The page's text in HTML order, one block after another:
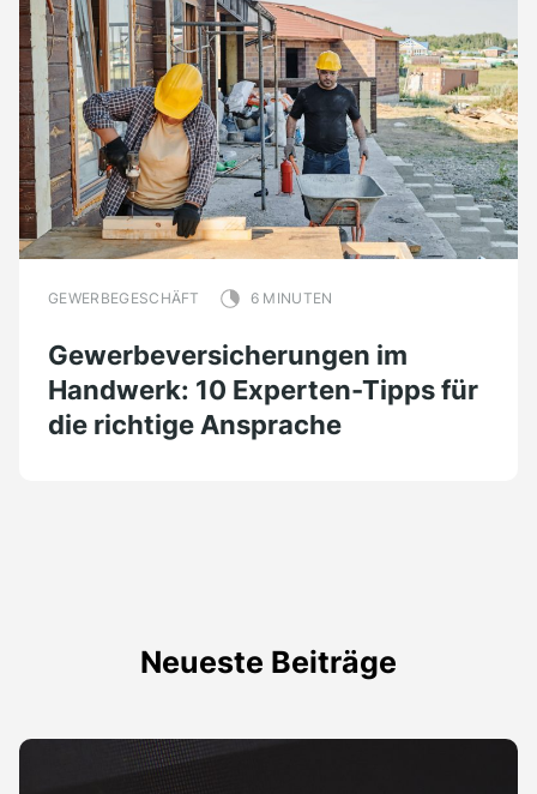
GEWERBEGESCHÄFT 6 MINUTEN
Gewerbeversicherungen im
Handwerk: 10 Experten-Tipps für
die richtige Ansprache
Neueste Beiträge